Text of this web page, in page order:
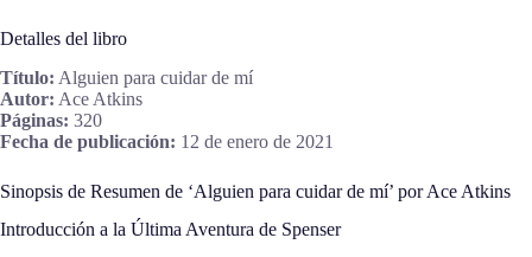
Detalles del libro
Título: Alguien para cuidar de mí
Autor: Ace Atkins
Páginas: 320
Fecha de publicación: 12 de enero de 2021
Sinopsis de Resumen de ‘Alguien para cuidar de mí’ por Ace Atkins
Introducción a la Última Aventura de Spenser